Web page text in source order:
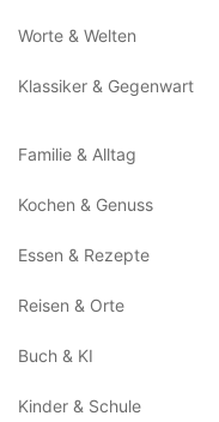
Worte & Welten
Klassiker & Gegenwart
Familie & Alltag
Kochen & Genuss
Essen & Rezepte
Reisen & Orte
Buch & KI
Kinder & Schule